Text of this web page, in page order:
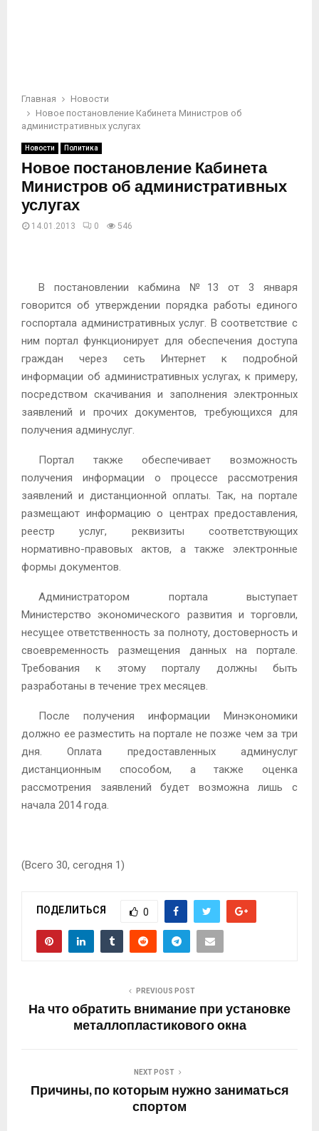
Главная
Новости
Новое постановление Кабинета Министров об
административных услугах
Новости Политика
Новое постановление Кабинета
Министров об административных
услугах
14.01.2013 0 546
В постановлении кабмина №13 от 3 января
говорится об утверждении порядка работы единого
госпортала административных услуг. В соответствие с
ним портал функционирует для обеспечения доступа
граждан через сеть Интернет к подробной
информации об административных услугах, к примеру,
посредством скачивания и заполнения электронных
заявлений и прочих документов, требующихся для
получения админуслуг.
Портал также обеспечивает возможность
получения информации о процессе рассмотрения
заявлений и дистанционной оплаты. Так, на портале
размещают информацию о центрах предоставления,
реестр услуг, реквизиты соответствующих
нормативно-правовых актов, а также электронные
формы документов.
Администратором портала выступает
Министерство экономического развития и торговли,
несущее ответственность за полноту, достоверность и
своевременность размещения данных на портале.
Требования к этому порталу должны быть
разработаны в течение трех месяцев.
После получения информации Минэкономики
должно ее разместить на портале не позже чем за три
дня. Оплата предоставленных админуслуг
дистанционным способом, а также оценка
рассмотрения заявлений будет возможна лишь с
начала 2014 года.
(Всего 30, сегодня 1)
ПОДЕЛИТЬСЯ 0
PREVIOUS POST
На что обратить внимание при установке
металлопластикового окна
NEXT POST
Причины, по которым нужно заниматься
спортом